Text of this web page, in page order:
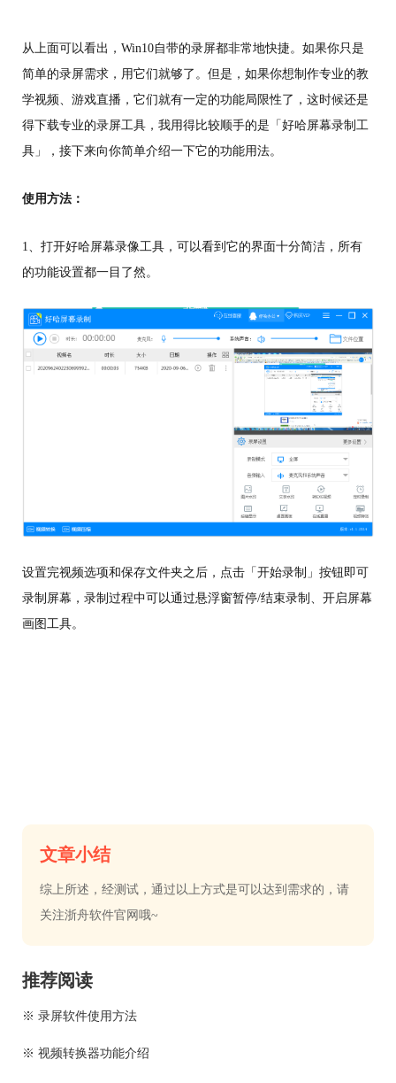
从上面可以看出，Win10自带的录屏都非常地快捷。如果你只是
简单的录屏需求，用它们就够了。但是，如果你想制作专业的教
学视频、游戏直播，它们就有一定的功能局限性了，这时候还是
得下载专业的录屏工具，我用得比较顺手的是「好哈屏幕录制工
具」，接下来向你简单介绍一下它的功能用法。
使用方法：
1、打开好哈屏幕录像工具，可以看到它的界面十分简洁，所有
的功能设置都一目了然。
设置完视频选项和保存文件夹之后，点击「开始录制」按钮即可
录制屏幕，录制过程中可以通过悬浮窗暂停/结束录制、开启屏幕
画图工具。
文章小结
综上所述，经测试，通过以上方式是可以达到需求的，请
关注浙舟软件官网哦~
推荐阅读
※ 录屏软件使用方法
※ 视频转换器功能介绍